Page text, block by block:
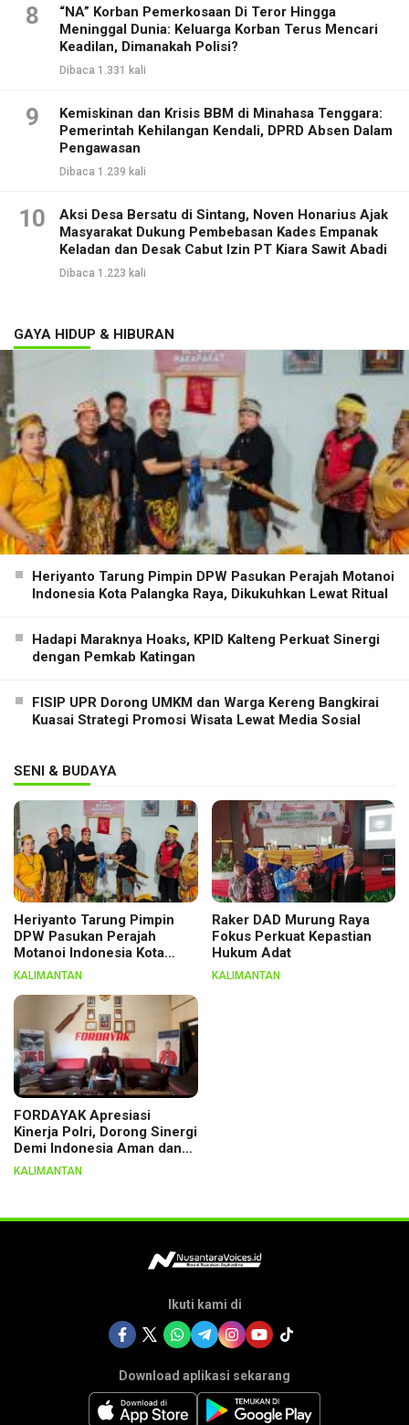
8
“NA” Korban Pemerkosaan Di Teror Hingga
Meninggal Dunia: Keluarga Korban Terus Mencari
Keadilan, Dimanakah Polisi?
Dibaca 1.331 kali
9
Kemiskinan dan Krisis BBM di Minahasa Tenggara:
Pemerintah Kehilangan Kendali, DPRD Absen Dalam
Pengawasan
Dibaca 1.239 kali
10
Aksi Desa Bersatu di Sintang, Noven Honarius Ajak
Masyarakat Dukung Pembebasan Kades Empanak
Keladan dan Desak Cabut Izin PT Kiara Sawit Abadi
Dibaca 1.223 kali
GAYA HIDUP & HIBURAN
Heriyanto Tarung Pimpin DPW Pasukan Perajah Motanoi
Indonesia Kota Palangka Raya, Dikukuhkan Lewat Ritual
Hadapi Maraknya Hoaks, KPID Kalteng Perkuat Sinergi
dengan Pemkab Katingan
FISIP UPR Dorong UMKM dan Warga Kereng Bangkirai
Kuasai Strategi Promosi Wisata Lewat Media Sosial
SENI & BUDAYA
Heriyanto Tarung Pimpin
DPW Pasukan Perajah
Motanoi Indonesia Kota
Palangka Raya, Dikukuhkan
KALIMANTAN
Raker DAD Murung Raya
Fokus Perkuat Kepastian
Hukum Adat
KALIMANTAN
FORDAYAK Apresiasi
Kinerja Polri, Dorong Sinergi
Demi Indonesia Aman dan
Berkeadilan
KALIMANTAN
Ikuti kami di
Download aplikasi sekarang